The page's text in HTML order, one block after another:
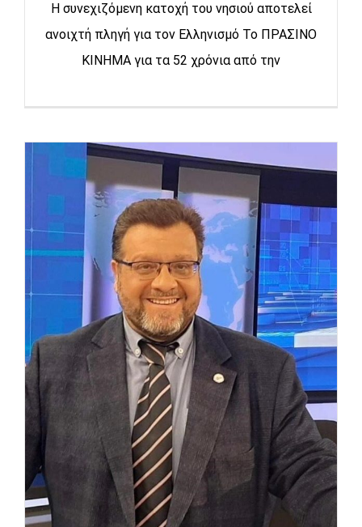
Η συνεχιζόμενη κατοχή του νησιού αποτελεί
ανοιχτή πληγή για τον Ελληνισμό To ΠΡΑΣΙΝΟ
ΚΙΝΗΜΑ για τα 52 χρόνια από την